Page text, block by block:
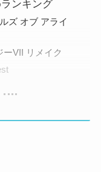
ランキング
ズ オブ アライ
VII リメイク